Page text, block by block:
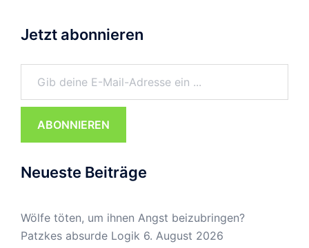
Jetzt abonnieren
Gib deine E-Mail-Adresse ein ...
ABONNIEREN
Neueste Beiträge
Wölfe töten, um ihnen Angst beizubringen?
Patzkes absurde Logik 6. August 2026